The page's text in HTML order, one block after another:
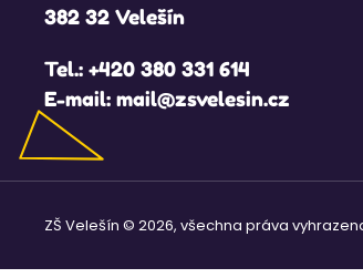
382 32 Velešín
Tel.: +420 380 331 614
E-mail: mail@zsvelesin.cz
ZŠ Velešín © 2026, všechna práva